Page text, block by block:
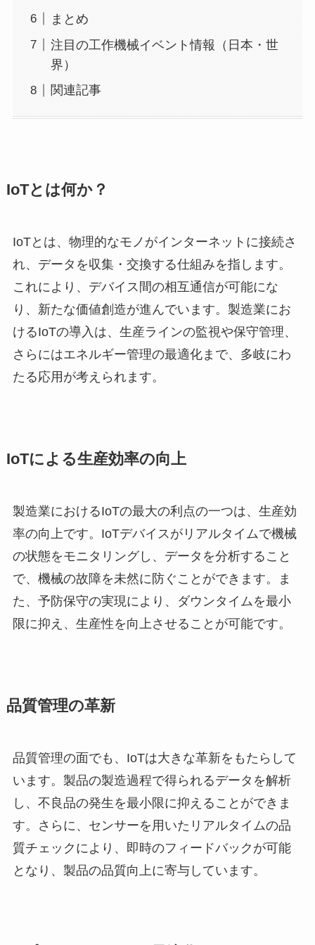
まとめ
注目の工作機械イベント情報（日本・世
界）
関連記事
IoTとは何か？
IoTとは、物理的なモノがインターネットに接続さ
れ、データを収集・交換する仕組みを指します。
これにより、デバイス間の相互通信が可能にな
り、新たな価値創造が進んでいます。製造業にお
けるIoTの導入は、生産ラインの監視や保守管理、
さらにはエネルギー管理の最適化まで、多岐にわ
たる応用が考えられます。
IoTによる生産効率の向上
製造業におけるIoTの最大の利点の一つは、生産効
率の向上です。IoTデバイスがリアルタイムで機械
の状態をモニタリングし、データを分析すること
で、機械の故障を未然に防ぐことができます。ま
た、予防保守の実現により、ダウンタイムを最小
限に抑え、生産性を向上させることが可能です。
品質管理の革新
品質管理の面でも、IoTは大きな革新をもたらして
います。製品の製造過程で得られるデータを解析
し、不良品の発生を最小限に抑えることができま
す。さらに、センサーを用いたリアルタイムの品
質チェックにより、即時のフィードバックが可能
となり、製品の品質向上に寄与しています。